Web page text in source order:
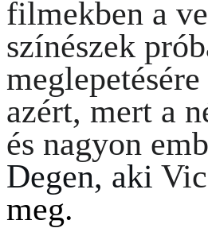
filmekben a
színészek
azért, mert a
és nagyon
Degen, aki
meg.